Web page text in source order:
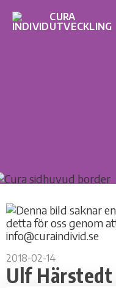
2018-02-14
Ulf Härstedt